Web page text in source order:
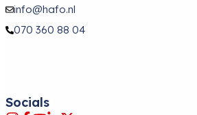
info@hafo.nl
070 360 88 04
Socials